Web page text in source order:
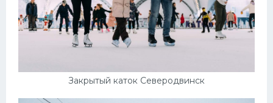
Закрытый каток Северодвинск